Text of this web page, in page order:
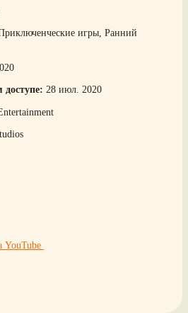
игры, Ранний
28 июл. 2020
YouTube